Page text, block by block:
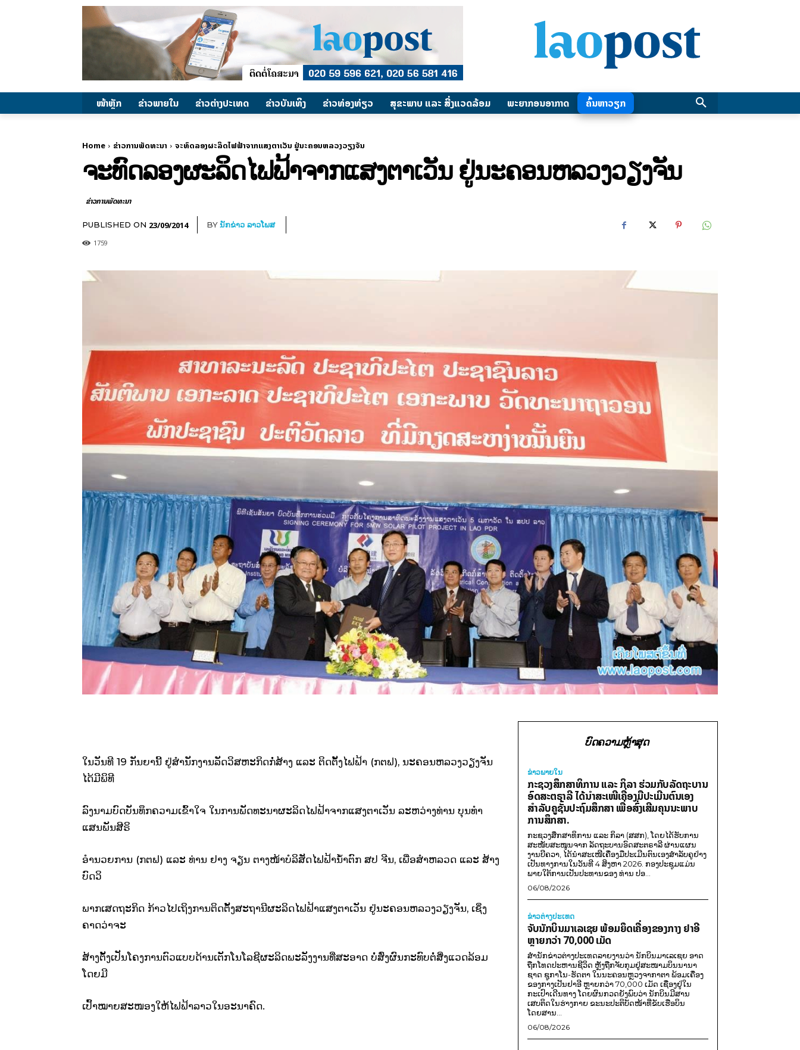
ໜ້າຫຼັກ ຂ່າວພາຍ​ໃນ ຂ່າວຕ່າງປະເທດ ​ຂ່າວບັນເທິງ ​ຂ່າວທ່ອງທ່ຽວ ສຸຂະພາບ ແລະ ສີ່ງແວດລ້ອມ ພະຍາກອນອາກາດ ຄົ້ນຫາວຽກ
Home ຂ່າວການພັດທະນາ ຈະທົດລອງຜະລິດໄຟຟ້າຈາກແສງຕາເວັນ ຢູ່ນະຄອນຫລວງວຽງຈັນ
ຈະທົດລອງຜະລິດໄຟຟ້າຈາກແສງຕາເວັນ ຢູ່ນະຄອນຫລວງວຽງຈັນ
ຂ່າວການພັດທະນາ
PUBLISHED ON 23/09/2014 BYນັກຂ່າວ ລາວໂພສ
1759
ໃນ​ວັນ​ທີ 19 ​​ກັນຍານີ້ ຢູ່​ສຳນັກງານລັດ​ວິ​ສຫະກິດກໍ່ສ້າງ ​ແລະ ຕິດຕັ້ງ​ໄຟຟ້າ (ກຕຟ), ນະຄອນຫລວງວຽງຈັນ
ໄດ້ມີພິທີ
ລົງນາມບົດບັນທຶກຄວາມເຂົ້າໃຈ ໃນການພັດທະນາຜະລິດໄຟຟ້າຈາກແສງຕາເວັນ ລະຫວ່າງທ່ານ ບຸນ​ທຳ ​
ແສນ​ພັນ​ສີຣິ
ອຳນວຍການ​ (ກຕຟ) ​ແລະ ທ່ານ ຢາງ ຈຽນ ຕາງໜ້າບໍລິສັດໄຟຟ້າ​ນ້ຳຕົກ ສປ ຈີນ,​ ເພື່ອ​ສຳ​ຫລວດ ​ແລະ ສ້າງ​
ບົດ​ວິ
ພາກ​ເສດຖະກິດ ກ້າວ​ໄປ​ເຖິງ​ການຕິດຕັ້ງສະຖານີຜະລິດ​ໄຟຟ້າ​ແສງຕາ​ເວັນ ຢູ່ນະຄອນຫລວງ​ວຽງຈັນ, ເຊິ່ງ
ຄາດ​ວ່າ​ຈະ​
ສ້າງຕັ້ງເປັນ​ໂຄງການ​ຕົວ​ແບບດ້ານ​ເຕັກ​ໂນ​ໂລ​ຊີຜະລິດ​ພະລັງງານ​ທີ່​ສະອາດ ບໍ່ສົ່ງ​ຜົນກະທົບ​ຕໍ່ສິ່ງ​ແວດ​ລ້ອມ
ໂດຍ​ມີ​
ເປົ້າໝາຍສະໜອງໃຫ້ໄຟຟ້າ​ລາວ​ໃນ​ອະນາຄົດ.
ບົດຄວາມຫຼ້າສຸດ
ຂ່າວພາຍ​ໃນ
ກະຊວງສຶກສາທິການ ແລະ ກິລາ ຮ່ວມກັບລັດຖະບານ
ອົດສະຕຣາລີ ໄດ້ນຳສະເໜີເຄື່ອງມືປະເມີນຕົນເອງ
ສຳລັບຄູຊັ້ນປະຖົມສຶກສາ ເພື່ອສົ່ງເສີມຄຸນນະພາບ
ການສຶກສາ.
ກະຊວງສຶກສາທິການ ແລະ ກິລາ (ສສກ), ໂດຍໄດ້ຮັບການ
ສະໜັບສະໜູນຈາກ ລັດຖະບານອົດສະຕຣາລີ ຜ່ານແຜນ
ງານບີຄວາ, ໄດ້ນຳສະເໜີເຄື່ອງມືປະເມີນຕົນເອງສຳລັບຄູຢ່າງ
ເປັນທາງການໃນວັນທີ 4 ສິງຫາ 2026. ກອງປະຊຸມແມ່ນ
ພາຍໃຕ້ການເປັນປະທານຂອງ ທ່ານ ປອ...
06/08/2026
ຂ່າວຕ່າງປະເທດ
ຈັບນັກບິນມາເລເຊຍ ພ້ອມຍຶດເຄື່ອງຂອງກາງ ຢາອີ
ຫຼາຍກວ່າ 70,000 ເມັດ
ສຳນັກຂ່າວຕ່າງປະເທດລາຍງານວ່າ ນັກບິນມາເລເຊຍ ອາດ
ຖືກໂທດປະຫານຊີວິດ ຫຼັງຖືກຈັບກຸມຢູ່ສະໜາມບິນນານາ
ຊາດ ຊູກາໂນ-ຮັດຕາ ໃນນະຄອນຫຼວງຈາກາຕາ ພ້ອມເຄື່ອງ
ຂອງກາງເປັນຢາອີ ຫຼາຍກວ່າ 70,000 ເມັດ ເຊື່ອງຢູ່ໃນ
ກະເປົາເດີນທາງ ໂດຍຜົນກວດຍັງພົບວ່າ ນັກບິນມີສານ
ເສບຕິດໃນຮ່າງກາຍ ຂະນະປະຕິບັດໜ້າທີ່ຂັບເຮືອບິນ
ໂດຍສານ...
06/08/2026